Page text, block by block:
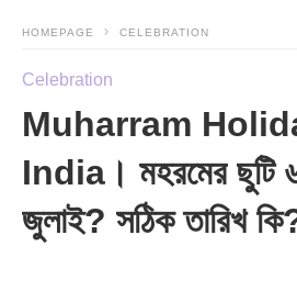
HOMEPAGE CELEBRATION
Celebration
Muharram
India। মহরমের ছুটি
জুলাই? সঠিক তারিখ